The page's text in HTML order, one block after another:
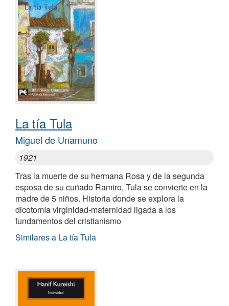
La tía Tula
Miguel de Unamuno
1921
Tras la muerte de su hermana Rosa y de la segunda
esposa de su cuñado Ramiro, Tula se convierte en la
madre de 5 niños. Historia donde se explora la
dicotomía virginidad-maternidad ligada a los
fundamentos del cristianismo
Similares a La tía Tula